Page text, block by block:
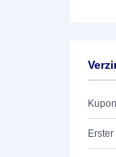
Kupon